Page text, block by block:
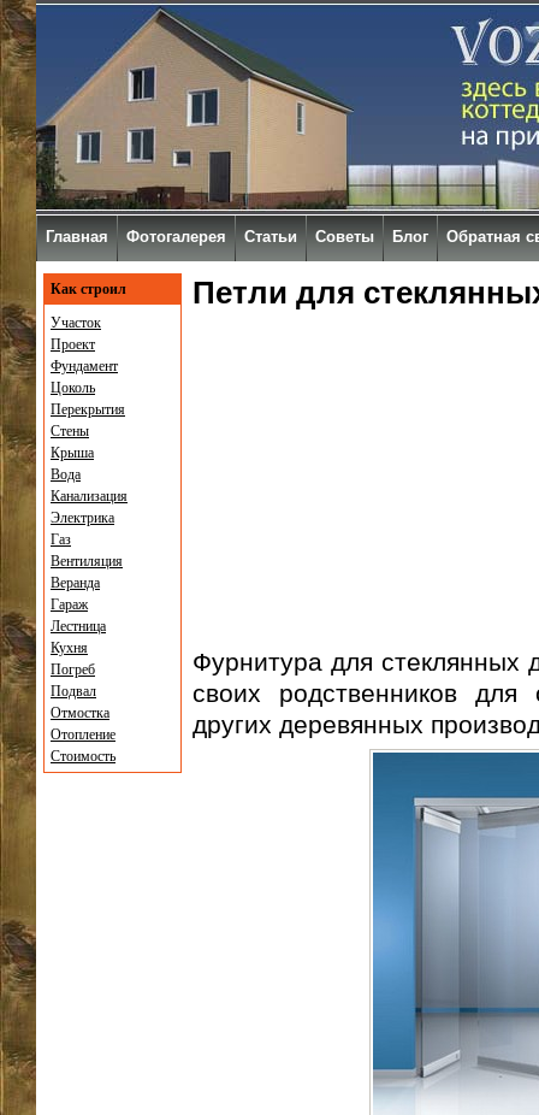
Петли для
Фурнитура для стеклянных
своих родственников
других деревянных
Как строил
Участок
Проект
Фундамент
Цоколь
Перекрытия
Стены
Крыша
Вода
Канализация
Электрика
Газ
Вентиляция
Веранда
Гараж
Лестница
Кухня
Погреб
Подвал
Отмостка
Отопление
Стоимость
Главная Фотогалерея Статьи Советы Блог Обратная